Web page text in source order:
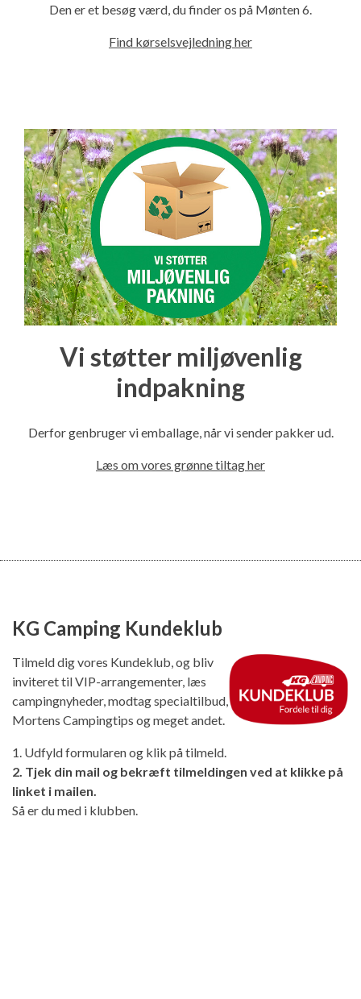
Den er et besøg værd, du finder os på Mønten 6.
Find kørselsvejledning her
Vi støtter miljøvenlig
indpakning
Derfor genbruger vi emballage, når vi sender pakker ud.
Læs om vores grønne tiltag her
KG Camping Kundeklub
Tilmeld dig vores Kundeklub, og bliv
inviteret til VIP-arrangementer, læs
campingnyheder, modtag specialtilbud,
Mortens Campingtips og meget andet.
1. Udfyld formularen og klik på tilmeld.
2. Tjek din mail og bekræft tilmeldingen ved at klikke på
linket i mailen.
Så er du med i klubben.